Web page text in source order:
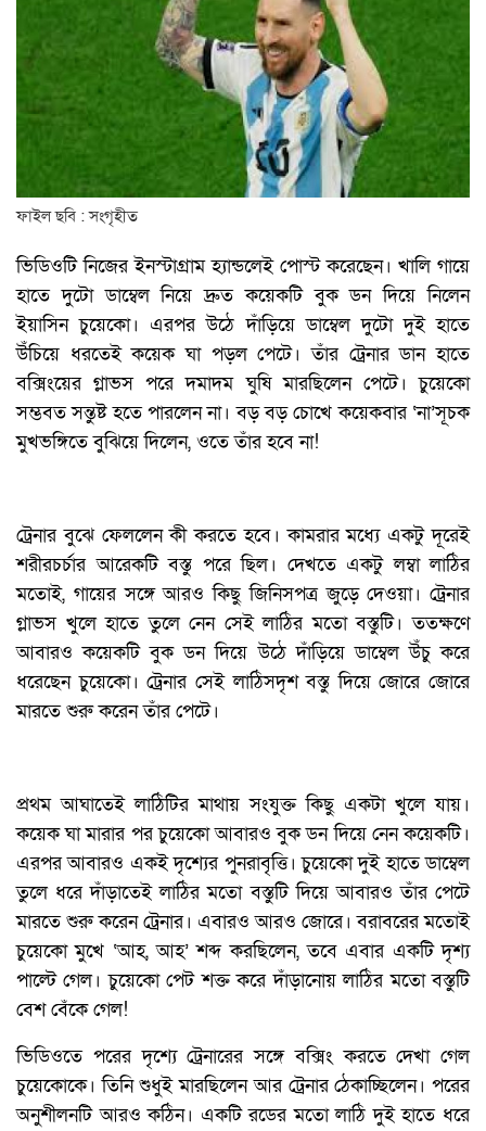
ফাইল ছবি : সংগৃহীত
ভিডিওটি নিজের ইনস্টাগ্রাম হ্যান্ডলেই পোস্ট করেছেন। খালি গায়ে
হাতে দুটো ডাম্বেল নিয়ে দ্রুত কয়েকটি বুক ডন দিয়ে নিলেন
ইয়াসিন চুয়েকো। এরপর উঠে দাঁড়িয়ে ডাম্বেল দুটো দুই হাতে
উঁচিয়ে ধরতেই কয়েক ঘা পড়ল পেটে। তাঁর ট্রেনার ডান হাতে
বক্সিংয়ের গ্লাভস পরে দমাদম ঘুষি মারছিলেন পেটে। চুয়েকো
সম্ভবত সন্তুষ্ট হতে পারলেন না। বড় বড় চোখে কয়েকবার ‘না’সূচক
মুখভঙ্গিতে বুঝিয়ে দিলেন, ওতে তাঁর হবে না!
ট্রেনার বুঝে ফেললেন কী করতে হবে। কামরার মধ্যে একটু দূরেই
শরীরচর্চার আরেকটি বস্তু পরে ছিল। দেখতে একটু লম্বা লাঠির
মতোই, গায়ের সঙ্গে আরও কিছু জিনিসপত্র জুড়ে দেওয়া। ট্রেনার
গ্লাভস খুলে হাতে তুলে নেন সেই লাঠির মতো বস্তুটি। ততক্ষণে
আবারও কয়েকটি বুক ডন দিয়ে উঠে দাঁড়িয়ে ডাম্বেল উঁচু করে
ধরেছেন চুয়েকো। ট্রেনার সেই লাঠিসদৃশ বস্তু দিয়ে জোরে জোরে
মারতে শুরু করেন তাঁর পেটে।
প্রথম আঘাতেই লাঠিটির মাথায় সংযুক্ত কিছু একটা খুলে যায়।
কয়েক ঘা মারার পর চুয়েকো আবারও বুক ডন দিয়ে নেন কয়েকটি।
এরপর আবারও একই দৃশ্যের পুনরাবৃত্তি। চুয়েকো দুই হাতে ডাম্বেল
তুলে ধরে দাঁড়াতেই লাঠির মতো বস্তুটি দিয়ে আবারও তাঁর পেটে
মারতে শুরু করেন ট্রেনার। এবারও আরও জোরে। বরাবরের মতোই
চুয়েকো মুখে ‘আহ, আহ’ শব্দ করছিলেন, তবে এবার একটি দৃশ্য
পাল্টে গেল। চুয়েকো পেট শক্ত করে দাঁড়ানোয় লাঠির মতো বস্তুটি
বেশ বেঁকে গেল!
ভিডিওতে পরের দৃশ্যে ট্রেনারের সঙ্গে বক্সিং করতে দেখা গেল
চুয়েকোকে। তিনি শুধুই মারছিলেন আর ট্রেনার ঠেকাচ্ছিলেন। পরের
অনুশীলনটি আরও কঠিন। একটি রডের মতো লাঠি দুই হাতে ধরে